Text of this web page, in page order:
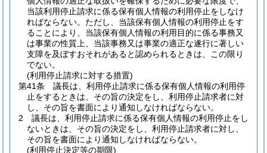
当該利用停止請求に係る保有個人情報の利用停止をしなけ
ればならない。 ただし、当該保有個人情報の利用停止をす
ることにより、当該保有個人情報の利用目的に係る事務又
は事業の性質上、当該事務又は事業の適正な遂行に著しい
支障を及ぼすおそれがあると認められるときは、この限り
でない。
(利用停止請求に対する措置)
第41条
議長は、利用停止請求に係る保有個人情報の利用停
止をするときは、その旨の決定をし、利用停止請求者に対
し、その旨を書面により通知しなければならない。
2
議長は、利用停止請求に係る保有個人情報の利用停止をし
ないときは、その旨の決定をし、利用停止請求者に対し、
その旨を書面により通知しなければならない。
(利用停止決定等の期限)